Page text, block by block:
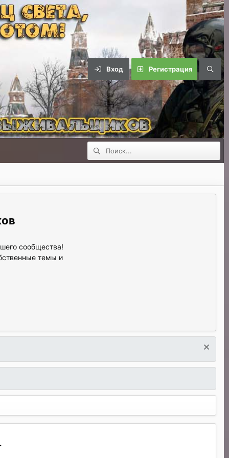
Вход Регистрация
сообщества!
темы и